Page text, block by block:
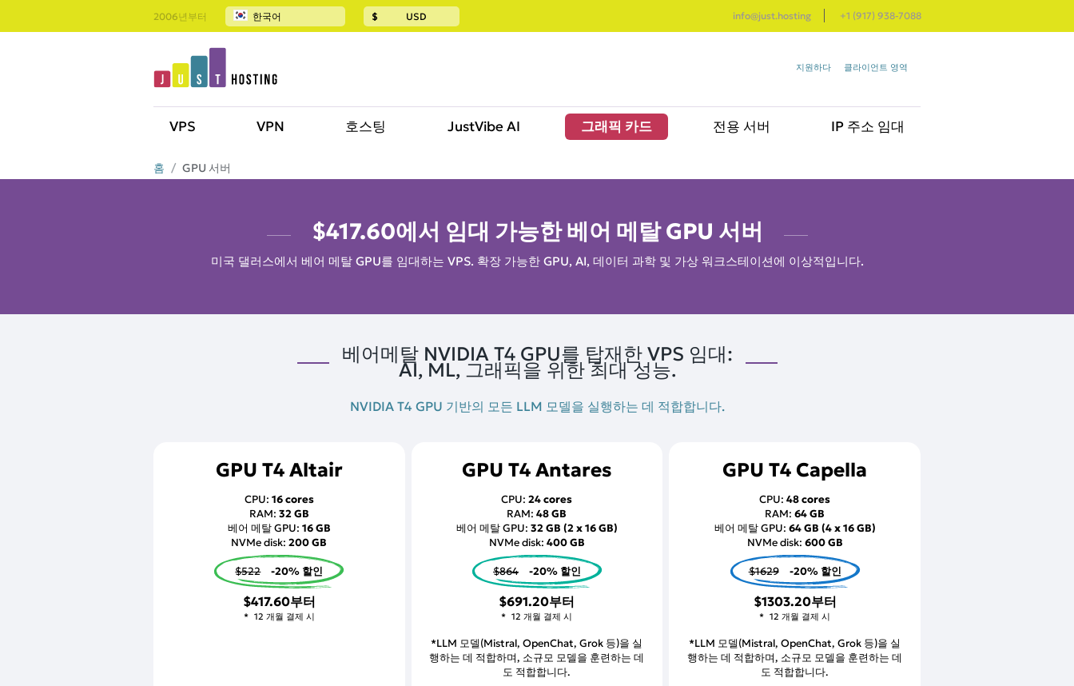
2006년부터 한국어 $ USD info@just.hosting +1 (917) 938-7088
지원하다 클라이언트 영역
VPS VPN 호스팅 JustVibe AI 그래픽 카드 전용 서버 IP 주소 임대
홈 GPU 서버
$417.60에서 임대 가능한 베어 메탈 GPU 서버
미국 댈러스에서 베어 메탈 GPU를 임대하는 VPS. 확장 가능한 GPU, AI, 데이터 과학 및 가상 워크스테이션에 이상적입니다.
베어메탈 NVIDIA T4 GPU를 탑재한 VPS 임대:
AI, ML, 그래픽을 위한 최대 성능.
NVIDIA T4 GPU 기반의 모든 LLM 모델을 실행하는 데 적합합니다.
GPU T4 Altair
CPU: 16 cores
RAM: 32 GB
베어 메탈 GPU: 16 GB
NVMe disk:200 GB
$522 -20% 할인
$417.60부터
12 개월 결제 시
GPU T4 Antares
CPU:24 cores
RAM:48 GB
베어 메탈 GPU: 32 GB (2 x 16 GB)
NVMe disk: 400 GB
$864 -20% 할인
$691.20부터
12 개월 결제 시
*LLM 모델(Mistral, OpenChat, Grok 등)을 실
행하는 데 적합하며, 소규모 모델을 훈련하는 데
도 적합합니다.
GPU T4 Capella
CPU:48 cores
RAM:64 GB
베어 메탈 GPU: 64 GB (4 x 16 GB)
NVMe disk: 600 GB
$1629 -20% 할인
$1303.20부터
12 개월 결제 시
*LLM 모델(Mistral, OpenChat, Grok 등)을 실
행하는 데 적합하며, 소규모 모델을 훈련하는 데
도 적합합니다.